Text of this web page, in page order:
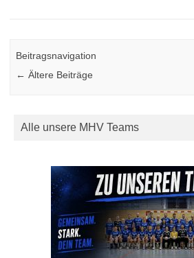
Beitragsnavigation
← Ältere Beiträge
Alle unsere MHV Teams